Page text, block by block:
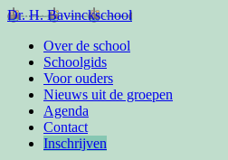
Dr. H. Bavinckschool
Over de school
Schoolgids
Voor ouders
Nieuws uit de groepen
Agenda
Contact
Inschrijven